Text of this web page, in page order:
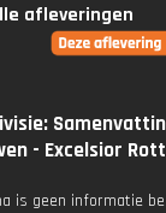
afleveringen
- Excelsior
is geen informatie